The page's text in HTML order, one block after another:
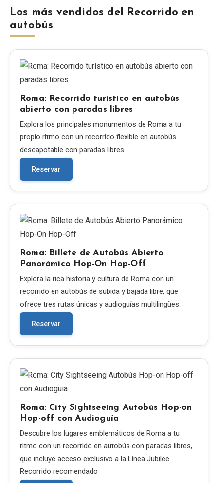
Los más vendidos del Recorrido en
autobús
Roma: Recorrido turístico en autobús
abierto con paradas libres
Explora los principales monumentos de Roma a tu
propio ritmo con un recorrido flexible en autobús
descapotable con paradas libres.
Reservar
Roma: Billete de Autobús Abierto
Panorámico Hop-On Hop-Off
Explora la rica historia y cultura de Roma con un
recorrido en autobús de subida y bajada libre, que
ofrece tres rutas únicas y audioguías multilingües.
Reservar
Roma: City Sightseeing Autobús Hop-on
Hop-off con Audioguía
Descubre los lugares emblemáticos de Roma a tu
ritmo con un recorrido en autobús con paradas libres,
que incluye acceso exclusivo a la Línea Jubilee.
Recorrido recomendado